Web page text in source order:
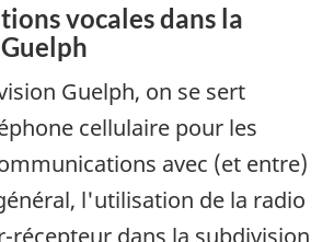
vocales dans la
Guelph, on se sert
cellulaire pour les
avec (et entre)
l'utilisation de la radio